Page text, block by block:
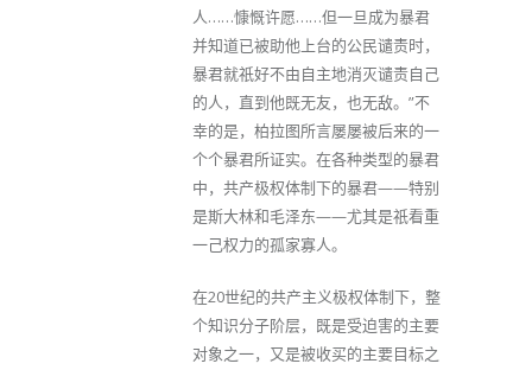
人……慷慨许愿……但一旦成为暴君
并知道已被助他上台的公民谴责时，
暴君就祇好不由自主地消灭谴责自己
的人，直到他既无友，也无敌。”不
幸的是，柏拉图所言屡屡被后来的一
个个暴君所证实。在各种类型的暴君
中，共产极权体制下的暴君——特别
是斯大林和毛泽东——尤其是祇看重
一己权力的孤家寡人。
在20世纪的共产主义极权体制下，整
个知识分子阶层，既是受迫害的主要
对象之一，又是被收买的主要目标之